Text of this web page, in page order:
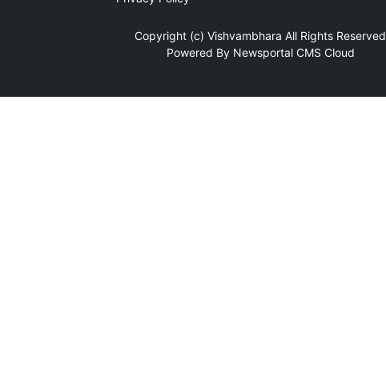
Copyright (c) Vishvambhara All Rights Reserved
Powered By Newsportal CMS Cloud